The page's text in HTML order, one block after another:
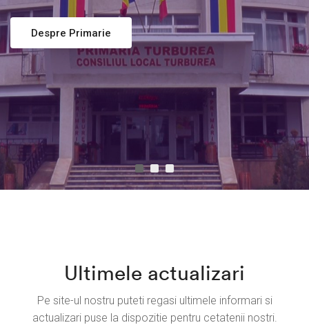
Despre Primarie
Ultimele actualizari
Pe site-ul nostru puteti regasi ultimele informari si
actualizaripuse la dispozitie pentru cetatenii nostri.